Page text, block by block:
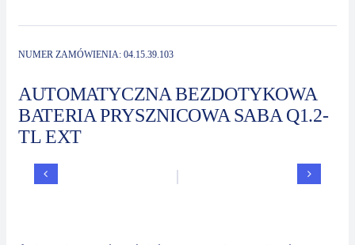
NUMER ZAMÓWIENIA:04.15.39.103
AUTOMATYCZNA BEZDOTYKOWA
BATERIA PRYSZNICOWA SABA Q1.2-
TL EXT